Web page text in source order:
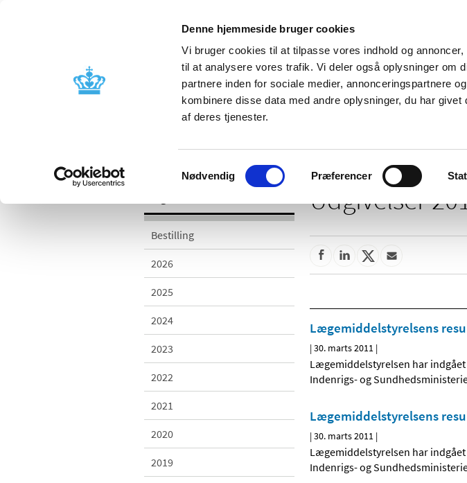
Denne hjemmeside bruger cookies
Vi bruger cookies til at tilpasse vores indhold og
til at analysere vores trafik. Vi deler også oplysninger om
partnere inden for sociale medier, annonceringspartnere
kombinere disse data med andre oplysninger, du har
af deres tjenester.
Samtykkevalg
Nødvendig Præferencer
Godkendelse og
Bivirkninger og
produktinformation
Tilskud og
Bestilling
2026
2025
2024
2023
2022
2021
2020
2019
Udgivelser
Lægemiddelstyrelsens
|30. marts 2011 |
Lægemiddelstyrelsen har
Indenrigs- og
Lægemiddelstyrelsens
|30. marts 2011 |
Lægemiddelstyrelsen har
Indenrigs- og